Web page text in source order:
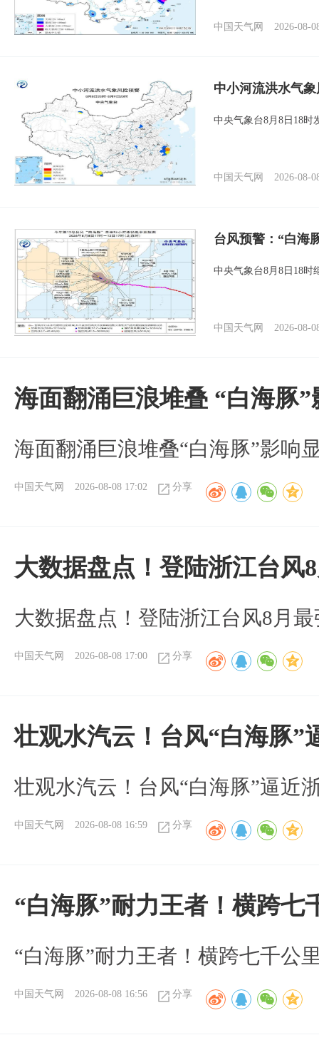
中国天气网 2026-08-
中小河流洪水气
中央气象台8月8日18时
中国天气网 2026-08-
台风预警：“白海
中央气象台8月8日18时
中国天气网 2026-08-
海面翻涌巨浪堆叠 “白海豚”
海面翻涌巨浪堆叠“白海豚”影响
中国天气网 2026-08-08 17:02 分享
大数据盘点！登陆浙江台风
大数据盘点！登陆浙江台风8月
中国天气网 2026-08-08 17:00 分享
壮观水汽云！台风“白海豚”
壮观水汽云！台风“白海豚”逼近
中国天气网 2026-08-08 16:59 分享
“白海豚”耐力王者！横跨七
“白海豚”耐力王者！横跨七千公
中国天气网 2026-08-08 16:56 分享